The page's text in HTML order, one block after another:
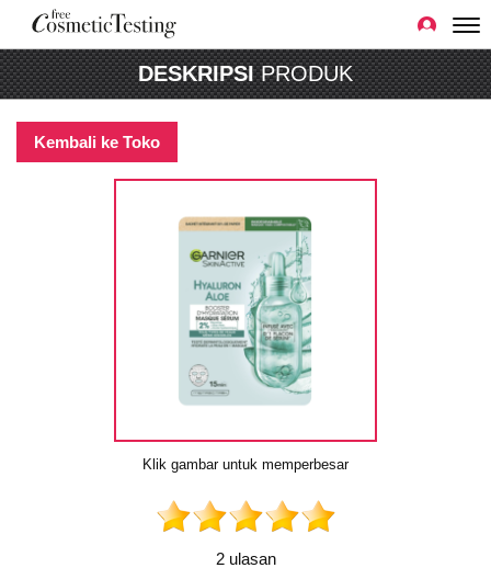
DESKRIPSIPRODUK
Kembali ke Toko
Klik gambar untuk memperbesar
2 ulasan